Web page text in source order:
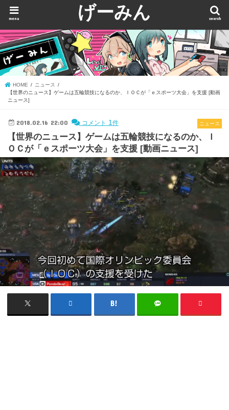
げーみん search
menu
HOME
ニュース
【世界のニュース】ゲームは五輪競技になるのか、ＩＯＣが「ｅスポーツ大会」を支援 [動画
ニュース]
ニュース
2018.02.16 22:00 コメント 1 件
【世界のニュース】ゲームは五輪競技になるのか、Ｉ
ＯＣが「ｅスポーツ大会」を支援 [動画ニュース]